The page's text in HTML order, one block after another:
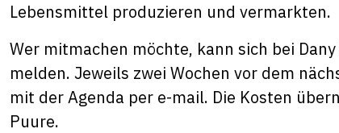
Lebensmittel produzieren und vermarkten.
Wer mitmachen möchte, kann sich bei
melden. Jeweils zwei Wochen vor dem
mit der Agenda per e-mail. Die Kosten
Puure.